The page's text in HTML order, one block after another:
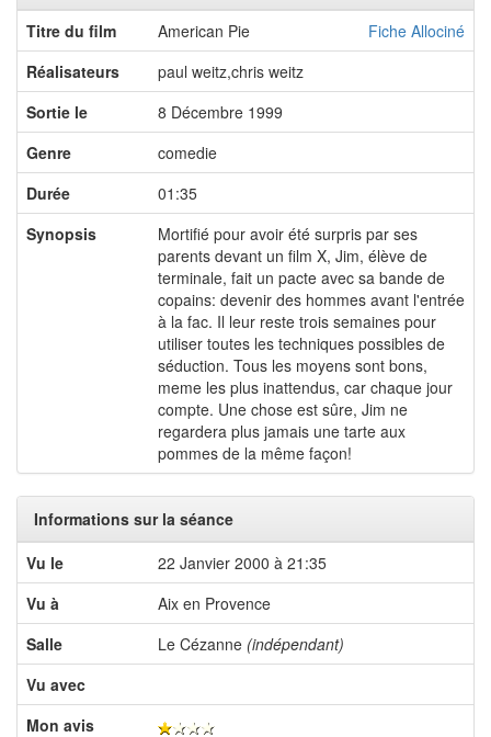
Titre du film
Fiche Allociné
American Pie
Réalisateurs
paul weitz,chris weitz
Sortie le
8 Décembre 1999
Genre
comedie
Durée
01:35
Synopsis
Mortifié pour avoir été surpris par ses
parents devant un film X, Jim, élève de
terminale, fait un pacte avec sa bande de
copains: devenir des hommes avant l'entrée
à la fac. Il leur reste trois semaines pour
utiliser toutes les techniques possibles de
séduction. Tous les moyens sont bons,
meme les plus inattendus, car chaque jour
compte. Une chose est sûre, Jim ne
regardera plus jamais une tarte aux
pommes de la même façon!
Informations sur la séance
Vu le
22 Janvier 2000 à 21:35
Vu à
Aix en Provence
Salle
Le Cézanne (indépendant)
Vu avec
Mon avis